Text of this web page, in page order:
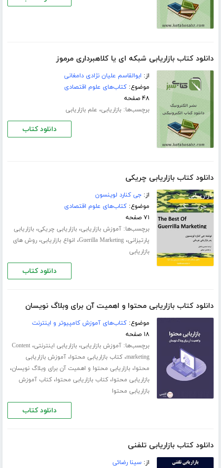
دانلود کتاب بازاریابی شبکه ای یا کلاهبرداری مرموز
از: ابوالقاسم علیان نژادی دامغانی
موضوع:کتاب‌های علوم اقتصادی
۴۸ صفحه
برچسب‌ها:بازاریابی، علم بازاریابی
دانلود کتاب
دانلود کتاب بازاریابی چریکی
از:جی کنارد لوینسون
موضوع:کتاب‌های علوم اقتصادی
۷۱ صفحه
برچسب‌ها:آموزش بازاریابی،بازاریابی چریکی،بازاریابی
پارتیزانی،Guerilla Marketing، انواع بازاریابی،روش های
بازاریابی
دانلود کتاب
دانلود کتاب بازاریابی محتوا و اهمیت آن برای وبلاگ نویسان
موضوع:کتاب‌های آموزش کامپیوتر و اینترنت
۱۸ صفحه
برچسب‌ها:آموزش بازاریابی،بازاریابی اینترنتی،Content
marketing،کتاب بازاریابی محتوا،آموزش بازاریابی
محتوا،بازاریابی محتوا و اهمیت آن برای وبلاگ نویسان،
بازاریابی محتوا،کتاب بازاریابی محتوا،کتاب آموزش
بازاریابی محتوا
دانلود کتاب
دانلود کتاب بازاریابی تلفنی
از:سینا رضائی